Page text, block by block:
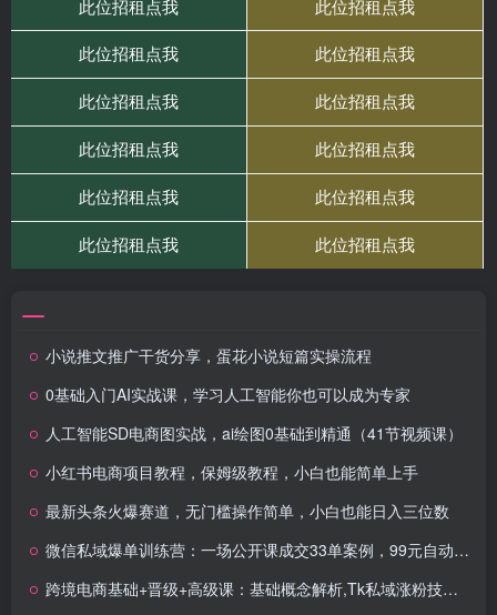
小说推文推广干货分享，蛋花小说短篇实操流程
0基础入门AI实战课，学习人工智能你也可以成为专家
人工智能SD电商图实战，ai绘图0基础到精通（41节视频课）
小红书电商项目教程，保姆级教程，小白也能简单上手
最新头条火爆赛道，无门槛操作简单，小白也能日入三位数
微信私域爆单训练营：一场公开课成交33单案例，99元自动训练营批量变现术
跨境电商基础+晋级+高级课：基础概念解析,Tk私域涨粉技巧,AI客服系统搭建